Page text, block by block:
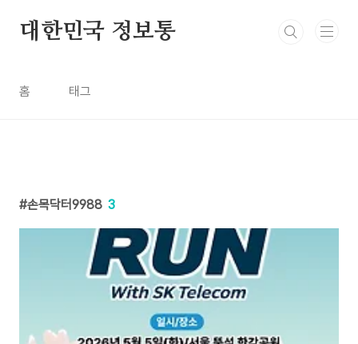
대한민국 정보통
홈 태그
손목닥터9988 3